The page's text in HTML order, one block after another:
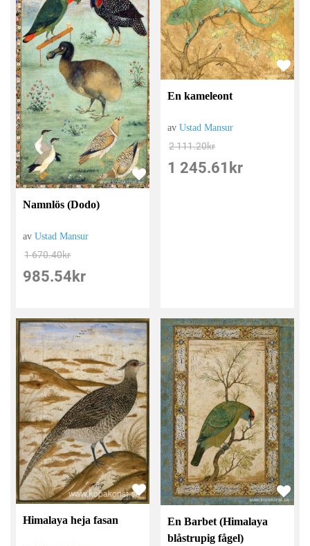
Namnlös (Dodo)
avUstad Mansur
1 670.40kr
985.54 kr
En kameleont
avUstad Mansur
2 111.20kr
1 245.61 kr
Himalaya heja fasan
En Barbet (Himalaya
blåstrupig fågel)